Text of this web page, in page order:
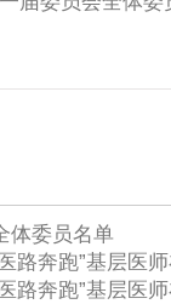
体委员名单